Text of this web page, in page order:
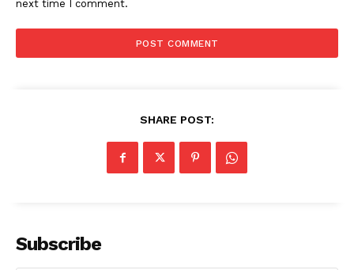
next time I comment.
SHARE POST:
Subscribe